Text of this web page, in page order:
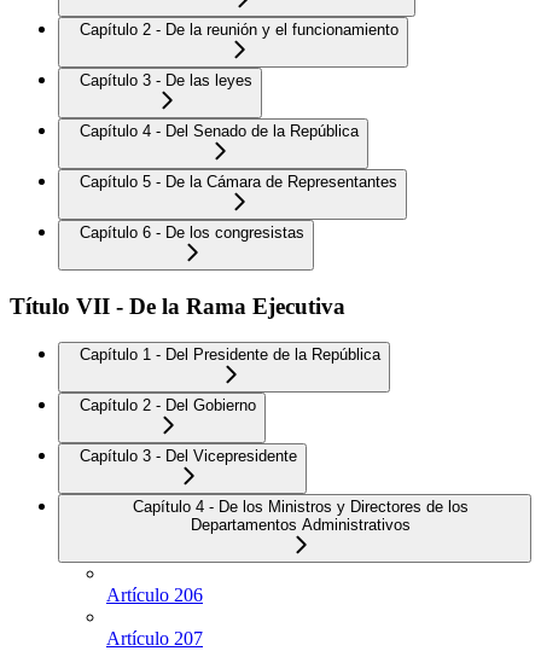
Capítulo 2 - De la reunión y el funcionamiento
Capítulo 3 - De las leyes
Capítulo 4 - Del Senado de la República
Capítulo 5 - De la Cámara de Representantes
Capítulo 6 - De los congresistas
Título VII - De la Rama Ejecutiva
Capítulo 1 - Del Presidente de la República
Capítulo 2 - Del Gobierno
Capítulo 3 - Del Vicepresidente
Capítulo 4 - De los Ministros y Directores de los
Departamentos Administrativos
Artículo 206
Artículo 207